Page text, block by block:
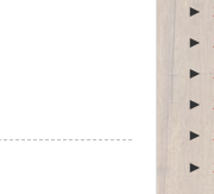
►
►
►
►
►
►